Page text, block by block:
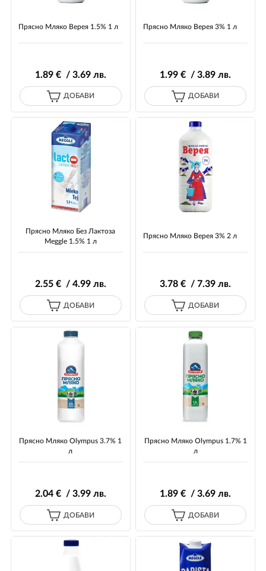
Прясно Мляко Верея 1.5% 1 л
1.89€ / 3.69лв.
ДОБАВИ
Прясно Mляко Верея 3% 1 л
1.99 € / 3.89 лв.
ДОБАВИ
Прясно Мляко Без Лактоза
Meggle 1.5% 1 л
2.55€ / 4.99лв.
ДОБАВИ
Прясно Mляко Верея 3% 2 л
3.78 € / 7.39 лв.
ДОБАВИ
Прясно Mляко Olympus 3.7% 1
л
2.04€ / 3.99лв.
ДОБАВИ
Прясно Мляко Olympus 1.7% 1
л
1.89 € / 3.69 лв.
ДОБАВИ